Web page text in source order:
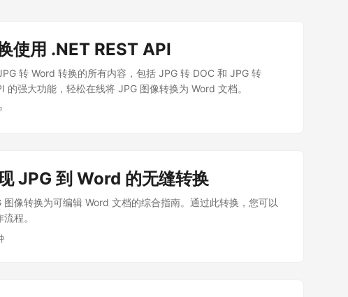
使用 .NET REST API
转 Word 转换的所有内容，包括 JPG 转 DOC 和 JPG 转
的强大功能，轻松在线将 JPG 图像转换为 Word 文档。
JPG 到 Word 的无缝转换
像转换为可编辑 Word 文档的综合指南。通过此转换，您可以
程。